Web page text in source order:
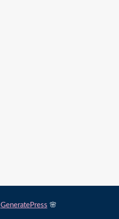
GeneratePress 🌸